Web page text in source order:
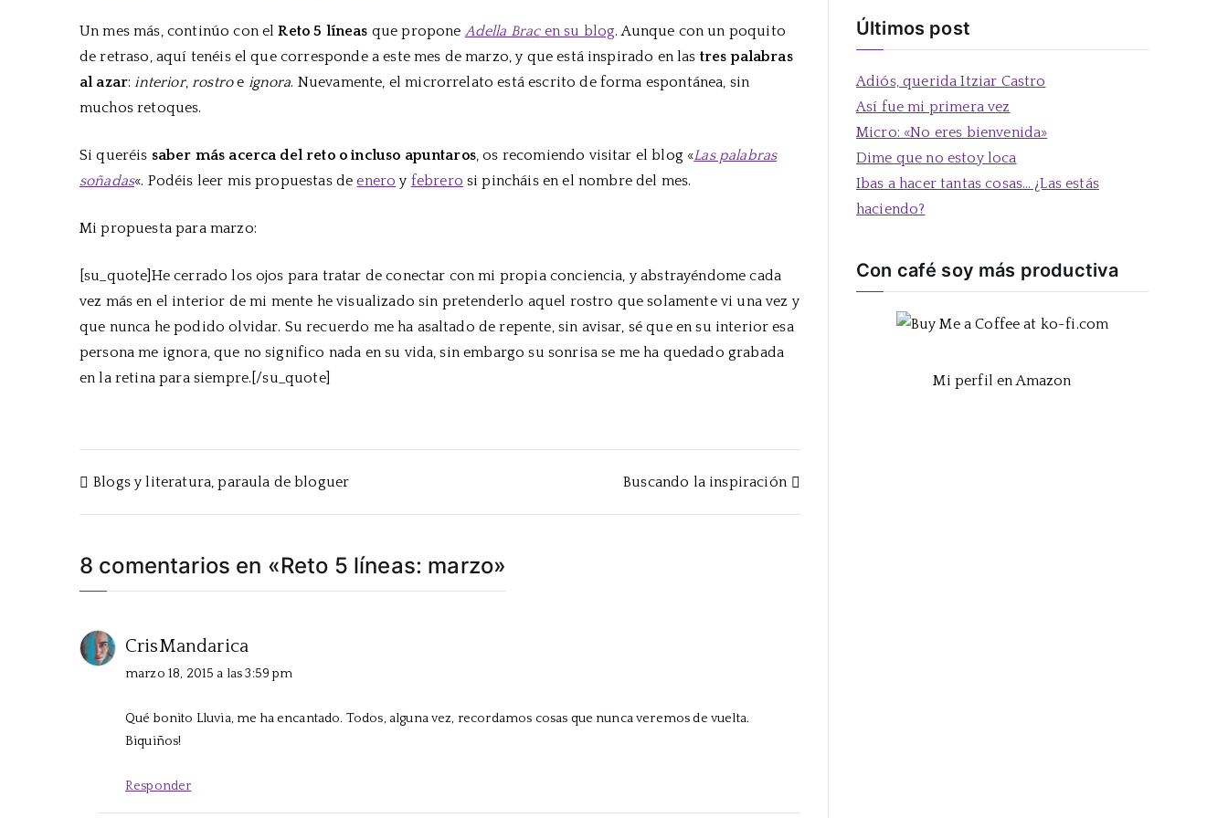
5
líneas:
marzo
Un mes más, continúo con elReto 5 líneas que propone Adella Bracen su blog. Aunque con un poquito
de retraso, aquí tenéis el que corresponde a este mes de marzo, y que está inspirado en las tres palabras
al azar:interior,rostroe ignora. Nuevamente, el microrrelato está escrito de forma espontánea, sin
muchos retoques.
Si queréis saber más acerca del reto o incluso apuntaros, os recomiendo visitar el blog «Las palabras
soñadas«. Podéis leer mis propuestas deenero y febrero si pincháis en el nombre del mes.
Mi propuesta para marzo:
[su_quote]He cerrado los ojos para tratar de conectar con mi propia conciencia, y abstrayéndome cada
vez más en el interior de mi mente he visualizado sin pretenderlo aquel rostro que solamente vi una vez y
que nunca he podido olvidar. Su recuerdo me ha asaltado de repente, sin avisar, sé que en su interior esa
persona me ignora, que no significo nada en su vida, sin embargo su sonrisa se me ha quedado grabada
en la retina para siempre.[/su_quote]
Navegación
de
entradas
Blogs y literatura, paraula de bloguer Buscando la inspiración
8 comentarios en «Reto 5 líneas: marzo»
CrisMandarica
marzo 18, 2015 a las 3:59 pm
Qué bonito Lluvia, me ha encantado. Todos, alguna vez, recordamos cosas que nunca veremos de vuelta.
Biquiños!
Responder
Últimos post
Adiós, querida Itziar Castro
Así fue mi primera vez
Micro: «No eres bienvenida»
Dime que no estoy loca
Ibas a hacer tantas cosas… ¿Las estás
haciendo?
Con café soy más productiva
Mi perfil en Amazon